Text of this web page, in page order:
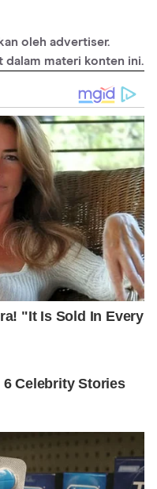
2-cast-character-guide/
oleh advertiser.
dalam materi konten ini.